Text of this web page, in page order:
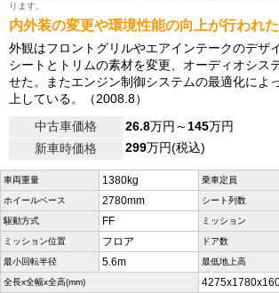
ります。
内外装の変更や環境性能の向上が行われた
外観はフロントグリルやエアインテークのデザ
シートとトリムの素材を変更、オーディオシス
せた。またエンジン制御システムの最適化によ
上している。（2008.8）
中古車価格
26.8万円～145万円
新車時価格
299万円(税込)
車両重量 1380kg 乗車定員
ホイールベース 2780mm シート列数
駆動方式 FF ミッション
ミッション位置 フロア ドア数
最小回転半径 5.6m 最低地上高
全長x全幅x全高(mm)